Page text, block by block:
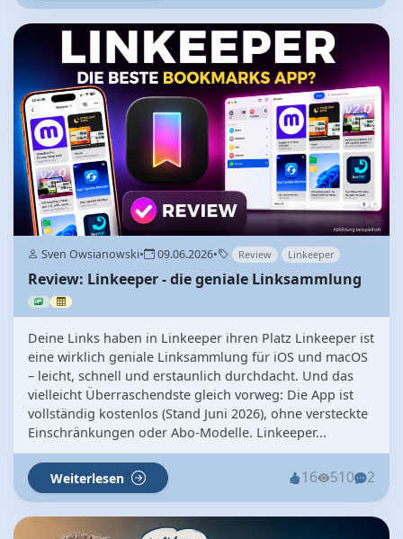
Sven Owsianowski• 09.06.2026• Review Linkeeper
Review: Linkeeper - die geniale Linksammlung
Deine Links haben in Linkeeper ihren Platz Linkeeper ist
eine wirklich geniale Linksammlung für iOS und macOS
– leicht, schnell und erstaunlich durchdacht. Und das
vielleicht Überraschendste gleich vorweg: Die App ist
vollständig kostenlos (Stand Juni 2026), ohne versteckte
Einschränkungen oder Abo‑Modelle. Linkeeper...
Weiterlesen 16 510 2